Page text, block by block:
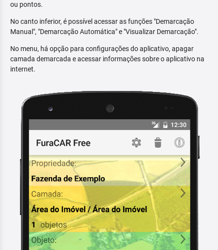
ou pontos.
No canto inferior, é possível acessar as funções "Demarcação
Manual", "Demarcação Automática" e "Visualizar Demarcação".
No menu, há opção para configurações do aplicativo, apagar
camada demarcada e acessar informações sobre o aplicativo na
internet.